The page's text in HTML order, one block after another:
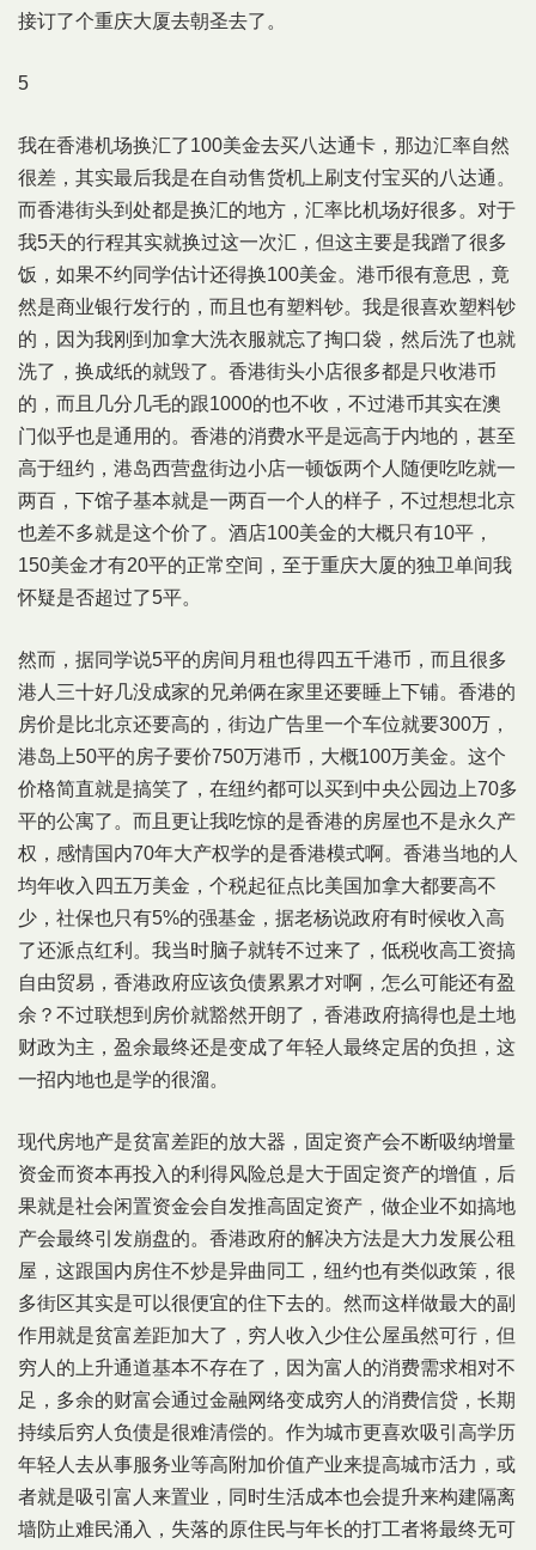
接订了个重庆大厦去朝圣去了。
5
我在香港机场换汇了100美金去买八达通卡，那边汇率自然
很差，其实最后我是在自动售货机上刷支付宝买的八达通。
而香港街头到处都是换汇的地方，汇率比机场好很多。对于
我5天的行程其实就换过这一次汇，但这主要是我蹭了很多
饭，如果不约同学估计还得换100美金。港币很有意思，竟
然是商业银行发行的，而且也有塑料钞。我是很喜欢塑料钞
的，因为我刚到加拿大洗衣服就忘了掏口袋，然后洗了也就
洗了，换成纸的就毁了。香港街头小店很多都是只收港币
的，而且几分几毛的跟1000的也不收，不过港币其实在澳
门似乎也是通用的。香港的消费水平是远高于内地的，甚至
高于纽约，港岛西营盘街边小店一顿饭两个人随便吃吃就一
两百，下馆子基本就是一两百一个人的样子，不过想想北京
也差不多就是这个价了。酒店100美金的大概只有10平，
150美金才有20平的正常空间，至于重庆大厦的独卫单间我
怀疑是否超过了5平。
然而，据同学说5平的房间月租也得四五千港币，而且很多
港人三十好几没成家的兄弟俩在家里还要睡上下铺。香港的
房价是比北京还要高的，街边广告里一个车位就要300万，
港岛上50平的房子要价750万港币，大概100万美金。这个
价格简直就是搞笑了，在纽约都可以买到中央公园边上70多
平的公寓了。而且更让我吃惊的是香港的房屋也不是永久产
权，感情国内70年大产权学的是香港模式啊。香港当地的人
均年收入四五万美金，个税起征点比美国加拿大都要高不
少，社保也只有5%的强基金，据老杨说政府有时候收入高
了还派点红利。我当时脑子就转不过来了，低税收高工资搞
自由贸易，香港政府应该负债累累才对啊，怎么可能还有盈
余？不过联想到房价就豁然开朗了，香港政府搞得也是土地
财政为主，盈余最终还是变成了年轻人最终定居的负担，这
一招内地也是学的很溜。
现代房地产是贫富差距的放大器，固定资产会不断吸纳增量
资金而资本再投入的利得风险总是大于固定资产的增值，后
果就是社会闲置资金会自发推高固定资产，做企业不如搞地
产会最终引发崩盘的。香港政府的解决方法是大力发展公租
屋，这跟国内房住不炒是异曲同工，纽约也有类似政策，很
多街区其实是可以很便宜的住下去的。然而这样做最大的副
作用就是贫富差距加大了，穷人收入少住公屋虽然可行，但
穷人的上升通道基本不存在了，因为富人的消费需求相对不
足，多余的财富会通过金融网络变成穷人的消费信贷，长期
持续后穷人负债是很难清偿的。作为城市更喜欢吸引高学历
年轻人去从事服务业等高附加价值产业来提高城市活力，或
者就是吸引富人来置业，同时生活成本也会提升来构建隔离
墙防止难民涌入，失落的原住民与年长的打工者将最终无可